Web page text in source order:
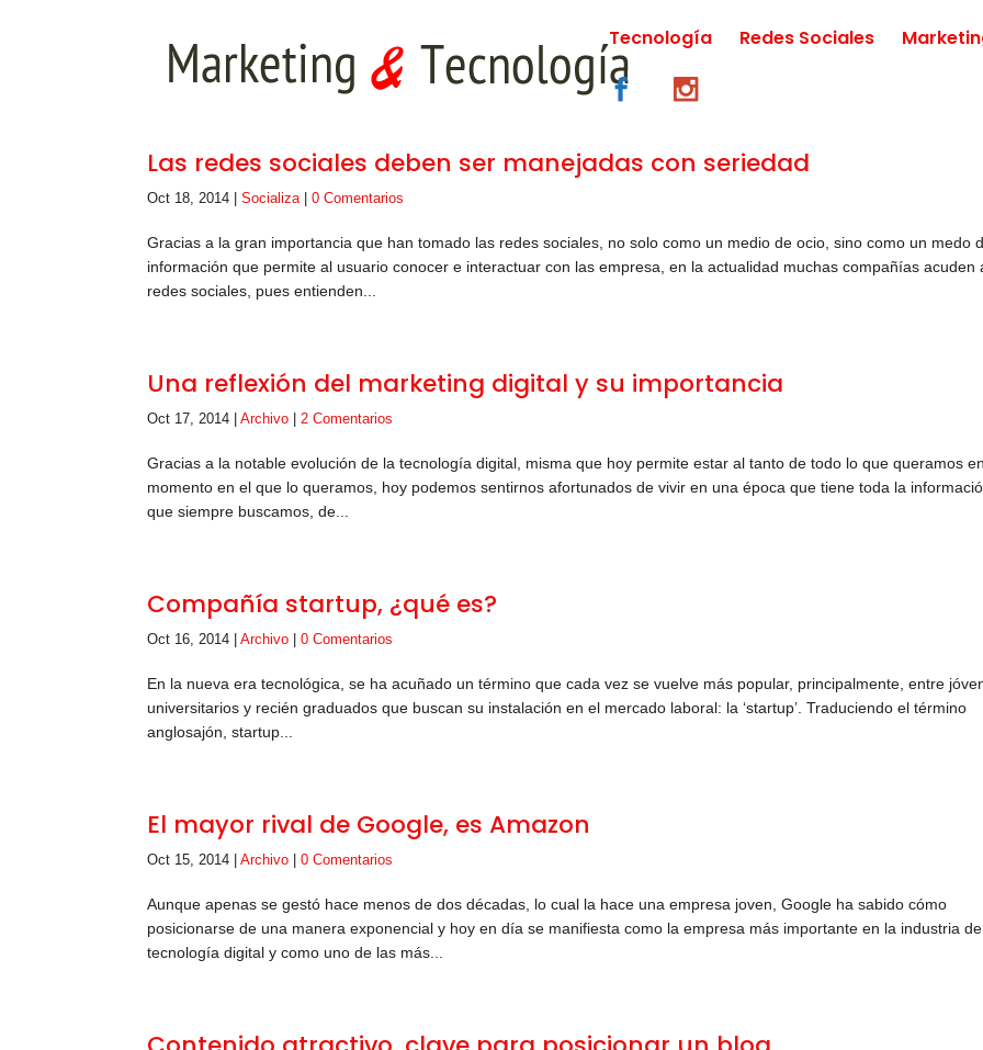
Tecnología Redes Sociales
Las redes sociales deben ser manejadas con seriedad
Oct 18, 2014 |Socializa|0 Comentarios
Gracias a la gran importancia que han tomado las redes sociales, no solo como un medio de ocio, sino como un medo
información que permite al usuario conocer e interactuar con las empresa, en la actualidad muchas compañías acuden
redes sociales, pues entienden...
Una reflexión del marketing digital y su importancia
Oct 17, 2014 |Archivo |2 Comentarios
Gracias a la notable evolución de la tecnología digital, misma que hoy permite estar al tanto de todo lo que queramos
momento en el que lo queramos, hoy podemos sentirnos afortunados de vivir en una época que tiene toda la
que siempre buscamos, de...
Compañía startup, ¿qué es?
Oct 16, 2014 |Archivo |0 Comentarios
En la nueva era tecnológica, se ha acuñado un término que cada vez se vuelve más popular, principalmente, entre
universitarios y recién graduados que buscan su instalación en el mercado laboral: la ‘startup’. Traduciendo el término
anglosajón, startup...
El mayor rival de Google, es Amazon
Oct 15, 2014 |Archivo |0 Comentarios
Aunque apenas se gestó hace menos de dos décadas, lo cual la hace una empresa joven, Google ha sabido cómo
posicionarse de una manera exponencial y hoy en día se manifiesta como la empresa más importante en la industria
tecnología digital y como uno de las más...